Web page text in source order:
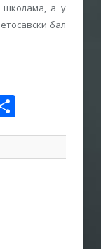
школама, а у
бал